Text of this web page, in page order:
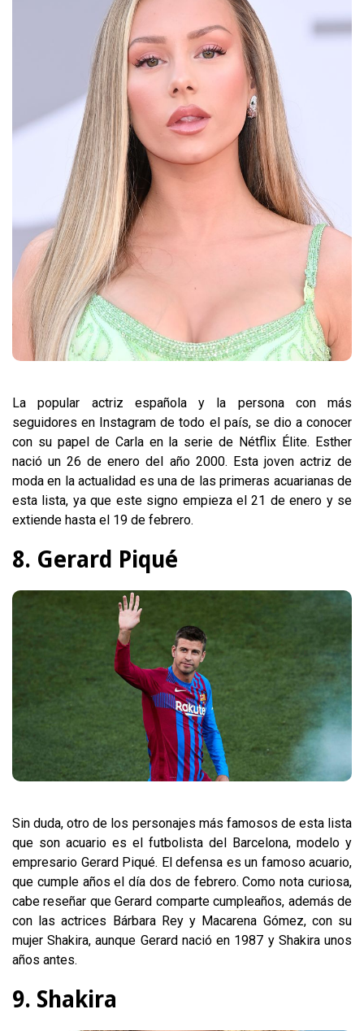
La popular actriz española y la persona con más
seguidores en Instagram de todo el país, se dio a conocer
con su papel de Carla en la serie de Nétflix Élite. Esther
nació un 26 de enero del año 2000. Esta joven actriz de
moda en la actualidad es una de las primeras acuarianas de
esta lista, ya que este signo empieza el 21 de enero y se
extiende hasta el 19 de febrero.
8. Gerard Piqué
Sin duda, otro de los personajes más famosos de esta lista
que son acuario es el futbolista del Barcelona, modelo y
empresario Gerard Piqué. El defensa es un famoso acuario,
que cumple años el día dos de febrero. Como nota curiosa,
cabe reseñar que Gerard comparte cumpleaños, además de
con las actrices Bárbara Rey y Macarena Gómez, con su
mujer Shakira, aunque Gerard nació en 1987 y Shakira unos
años antes.
9. Shakira